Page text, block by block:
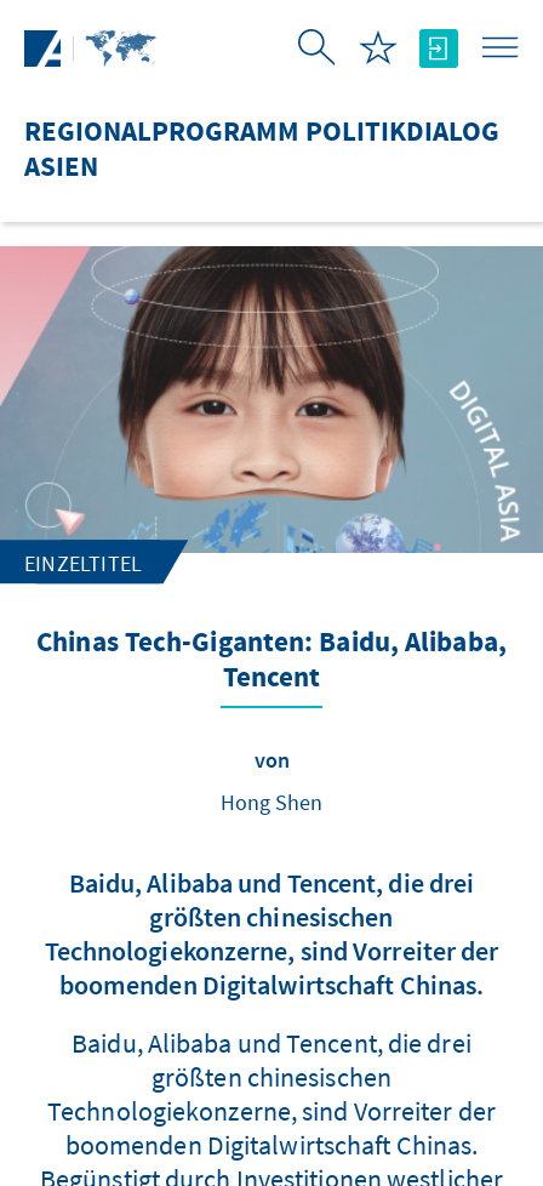
REGIONALPROGRAMM POLITIKDIALOG
ASIEN
EINZELTITEL
Chinas Tech-Giganten: Baidu, Alibaba,
Tencent
von
Hong Shen
Baidu, Alibaba und Tencent, die drei
größten chinesischen
Technologiekonzerne, sind Vorreiter der
boomenden Digitalwirtschaft Chinas.
Baidu, Alibaba und Tencent, die drei
größten chinesischen
Technologiekonzerne, sind Vorreiter der
boomenden Digitalwirtschaft Chinas.
Begünstigt durch Investitionen westlicher